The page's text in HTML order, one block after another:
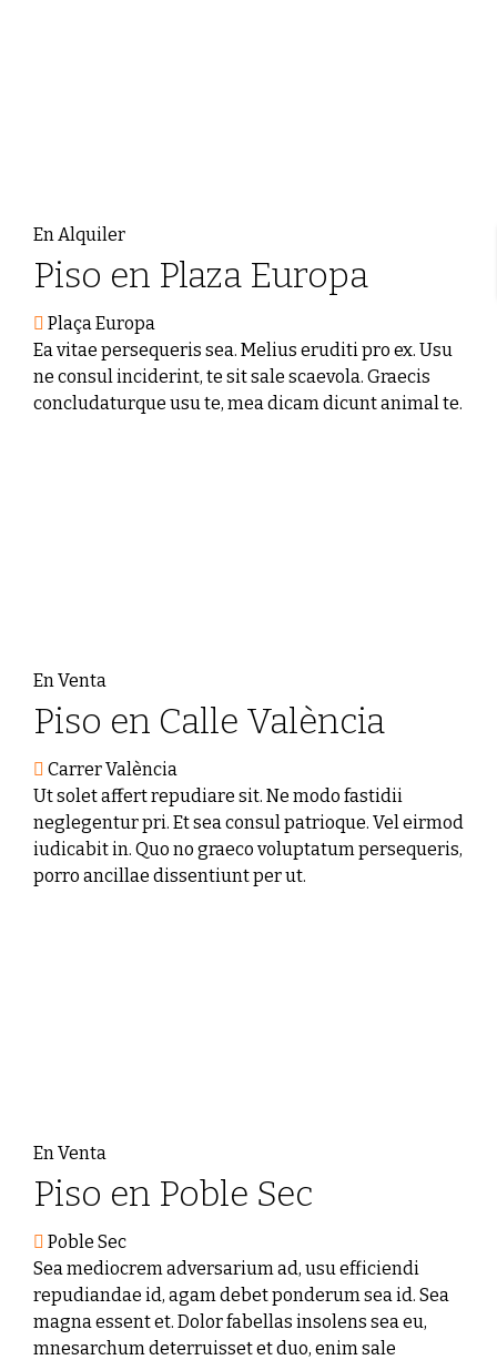
En Alquiler
Piso en Plaza Europa
Plaça Europa
Ea vitae persequeris sea. Melius eruditi pro ex. Usu
ne consul inciderint, te sit sale scaevola. Graecis
concludaturque usu te, mea dicam dicunt animal te.
En Venta
Piso en Calle València
Carrer València
Ut solet affert repudiare sit. Ne modo fastidii
neglegentur pri. Et sea consul patrioque. Vel eirmod
iudicabit in. Quo no graeco voluptatum persequeris,
porro ancillae dissentiunt per ut.
En Venta
Piso en Poble Sec
Poble Sec
Sea mediocrem adversarium ad, usu efficiendi
repudiandae id, agam debet ponderum sea id. Sea
magna essent et. Dolor fabellas insolens sea eu,
mnesarchum deterruisset et duo, enim sale